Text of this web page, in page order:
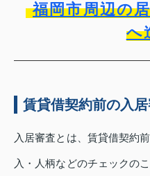
福岡市周辺の
へ
賃貸借契約前の入
入居審査とは、賃貸借契約
入・人柄などのチェックの